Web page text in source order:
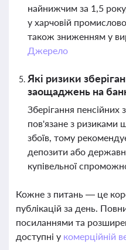
найнижчим за 1,5
у харчовій
також зниженням у
Джерело
Які ризики
заощаджень на
Зберігання
пов'язане з ризиками
збоїв, тому
депозити або
купівельної
Кожне з питань — це
публікацій за день.
посиланнями та
доступні у комерційній